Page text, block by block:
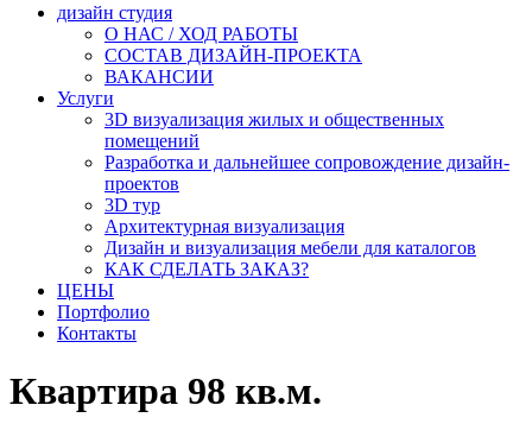
дизайн студия
О НАС / ХОД РАБОТЫ
СОСТАВ ДИЗАЙН-ПРОЕКТА
ВАКАНСИИ
Услуги
3D визуализация жилых и общественных
помещений
Разработка и дальнейшее сопровождение дизайн-
проектов
3D тур
Архитектурная визуализация
Дизайн и визуализация мебели для каталогов
КАК СДЕЛАТЬ ЗАКАЗ?
ЦЕНЫ
Портфолио
Контакты
Квартира 98 кв.м.